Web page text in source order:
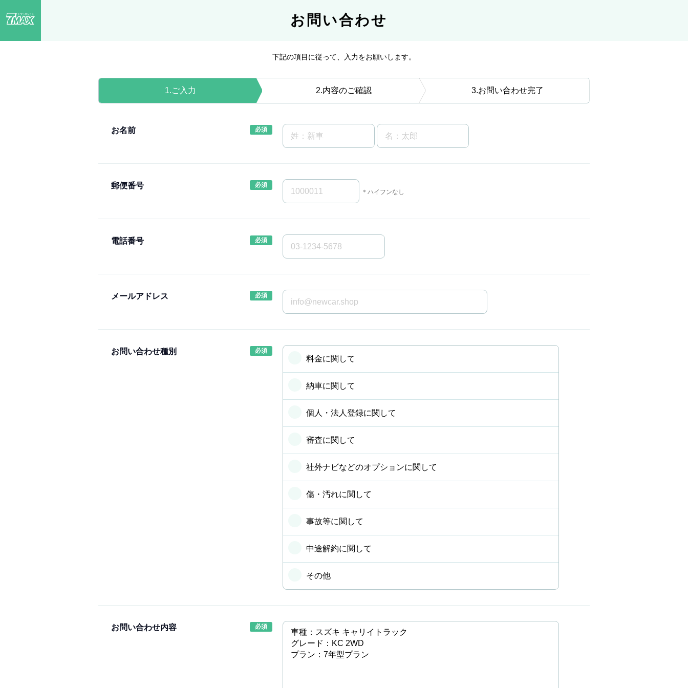
お問い合わせ
下記の項目に従って、入力をお願いします。
1 ご入力 2 内容のご確認 3 お問い合わせ完了
お名前
郵便番号
＊ハイフンなし
電話番号
メールアドレス
お問い合わせ種別
料金に関して
納車に関して
個人・法人登録に関して
審査に関して
社外ナビなどのオプションに関して
傷・汚れに関して
事故等に関して
中途解約に関して
その他
お問い合わせ内容